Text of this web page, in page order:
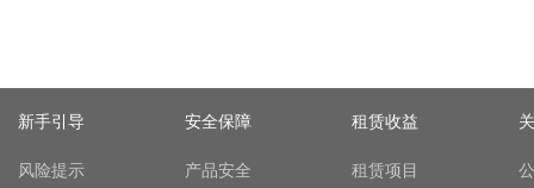
新手引导
风险提示
安全保障
产品安全
租赁收益
租赁项目